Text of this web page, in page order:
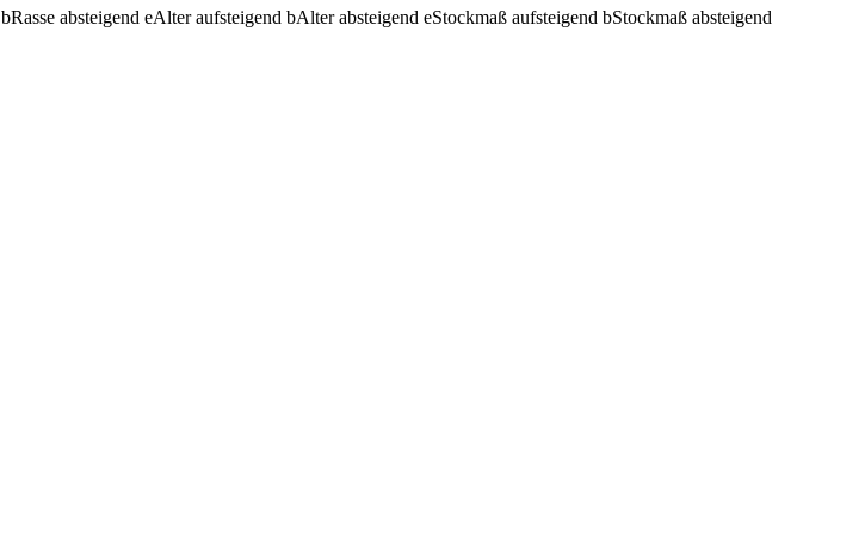
bRasse absteigend eAlter aufsteigend bAlter absteigend eStockmaß aufsteigend bStockmaß absteigend